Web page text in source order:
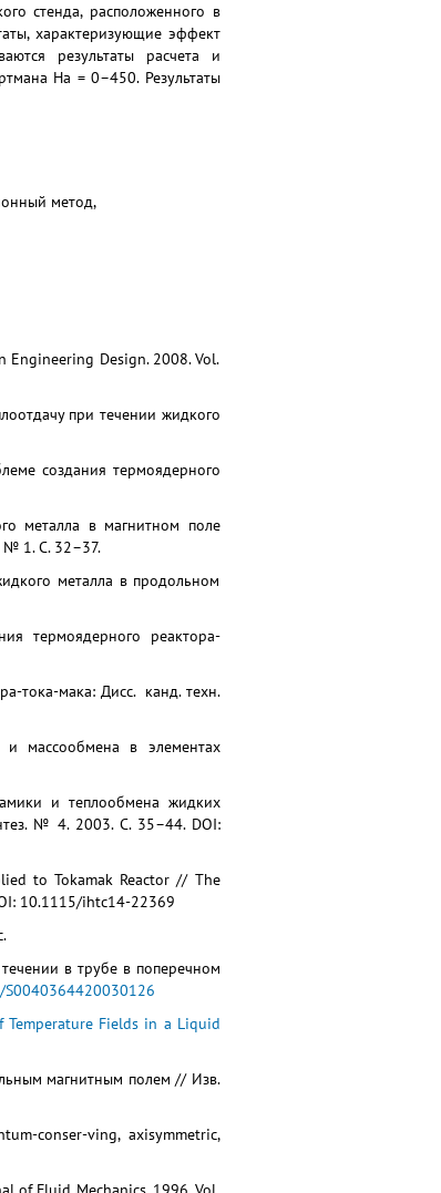
стенда, расположенного в
характеризующие эффект
результаты расчета и
Ha = 0–450. Результаты
метод,
Engineering Design. 2008. Vol.
при течении жидкого
создания термоядерного
металла в магнитном поле
№ 1. С. 32–37.
металла в продольном
термоядерного реактора-
тока-мака: Дисс. канд. техн.
массообмена в элементах
и теплообмена жидких
№ 4. 2003. С. 35–44. DOI:
to Tokamak Reactor // The
10.1115/ihtc14-22369
в трубе в поперечном
S0040364420030126
Temperature Fields in a Liquid
магнитным полем // Изв.
conser-ving, axisymmetric,